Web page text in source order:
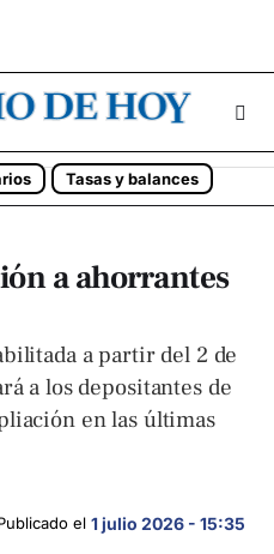
Tasas y balances
a ahorrantes
a partir del 2 de
a los depositantes de
en las últimas
el 1 julio 2026 - 15:35